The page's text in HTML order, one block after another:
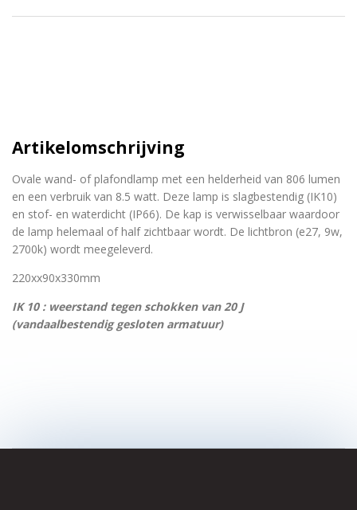
Artikelomschrijving
Ovale wand- of plafondlamp met een helderheid van 806 lumen
en een verbruik van 8.5 watt. Deze lamp is slagbestendig (IK10)
en stof- en waterdicht (IP66). De kap is verwisselbaar waardoor
de lamp helemaal of half zichtbaar wordt. De lichtbron (e27, 9w,
2700k) wordt meegeleverd.
220xx90x330mm
IK 10 : weerstand tegen schokken van 20 J
(vandaalbestendig gesloten armatuur)